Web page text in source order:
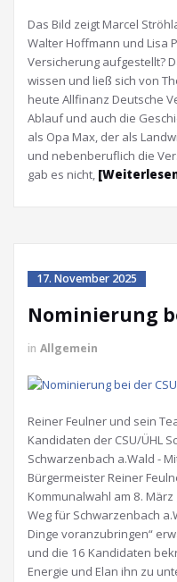
Das Bild zeigt Marcel
Walter Hoffmann und Lisa
Versicherung aufgestellt?
wissen und ließ sich von
heute Allfinanz Deutsche
Ablauf und auch die
als Opa Max, der als
und nebenberuflich die
gab es nicht,
17. November 2025
Nominierung
in Allgemein
Reiner Feulner und sein
Kandidaten der CSU/ÜHL
Schwarzenbach a.Wald -
Bürgermeister Reiner
Kommunalwahl am 8.
Weg für Schwarzenbach
Dinge voranzubringen“
und die 16 Kandidaten
Energie und Elan ihn zu